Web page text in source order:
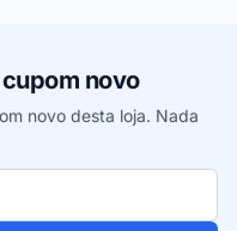
novo
novo desta loja. Nada